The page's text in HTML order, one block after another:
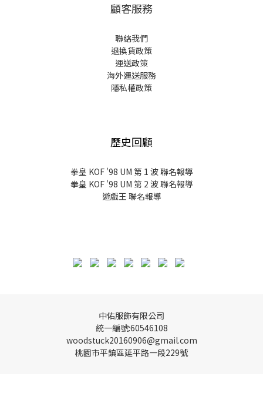
顧客服務
聯絡我們
退換貨政策
運送政策
海外運送服務
隱私權政策
歷史回顧
拳皇 KOF '98 UM 第 1 波 聯名報導
拳皇 KOF '98 UM 第 2 波 聯名報導
遊戲王 聯名報導
中佑服飾有限公司
統一編號:60546108
woodstuck20160906@gmail.com
桃園市平鎮區延平路一段229號